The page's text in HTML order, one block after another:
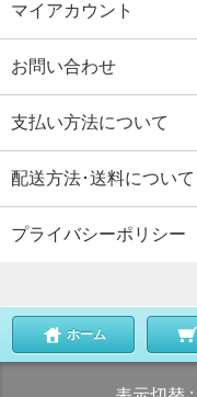
マイアカウント
お問い合わせ
支払い方法について
配送方法･送料について
プライバシーポリシー
ホーム